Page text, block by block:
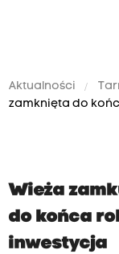
Aktualności
zamknięta do
Wieża
do końca
inwestycja